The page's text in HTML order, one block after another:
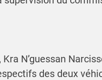
N’guessan
des deux